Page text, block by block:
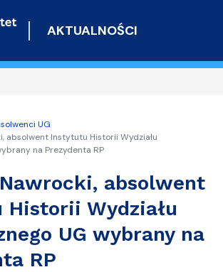
do
AKTUALNOŚCI
UG
absolwent Instytutu Historii Wydziału
na Prezydenta RP
absolwent
Wydziału
UG wybrany na
RP